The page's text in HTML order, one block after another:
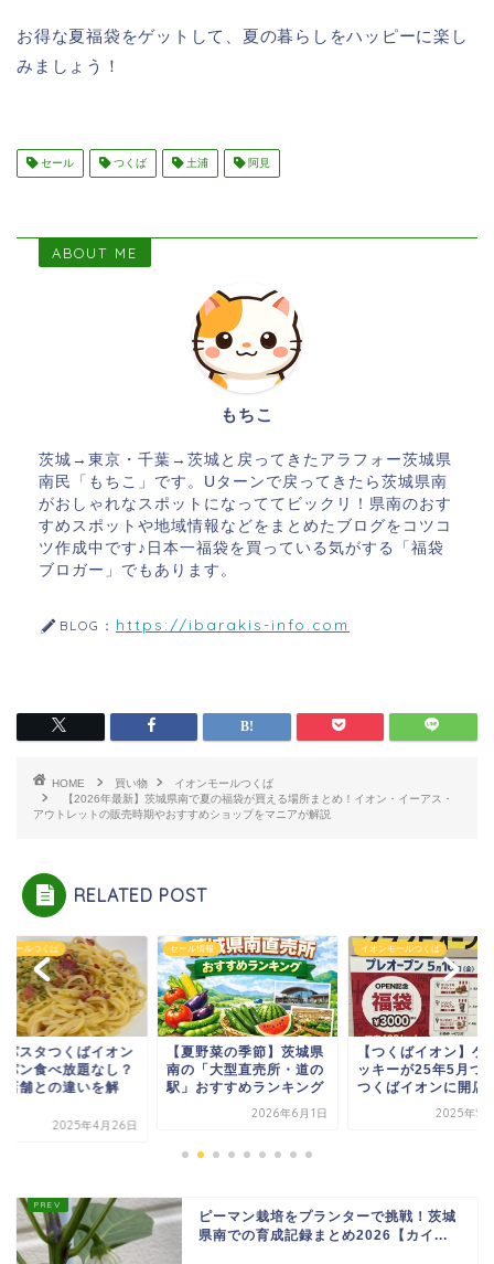
お得な夏福袋をゲットして、夏の暮らしをハッピーに楽し
みましょう！
セール つくば 土浦 阿見
ABOUT ME
もちこ
茨城→東京・千葉→茨城と戻ってきたアラフォー茨城県
南民「もちこ」です。Uターンで戻ってきたら茨城県南
がおしゃれなスポットになっててビックリ！県南のおす
すめスポットや地域情報などをまとめたブログをコツコ
ツ作成中です♪日本一福袋を買っている気がする「福袋
ブロガー」でもあります。
BLOG： https://ibarakis-info.com
HOME 買い物
イオンモールつくば
【2026年最新】茨城県南で夏の福袋が買える場所まとめ！イオン・イーアス・
アウトレットの販売時期やおすすめショップをマニアが解説
RELATED POST
モールつくば
パスタつくばイオン
パン食べ放題なし？
店舗との違いを解
2025年4月26日
セール情報
【夏野菜の季節】茨城県
南の「大型直売所・道の
駅」おすすめランキング
2026年6月1日
イオンモールつくば
【つくばイオン】ケ
ッキーが25年5月つ
つくばイオンに開店
2025年5
ピーマン栽培をプランターで挑戦！茨城
県南での育成記録まとめ2026【カイ...